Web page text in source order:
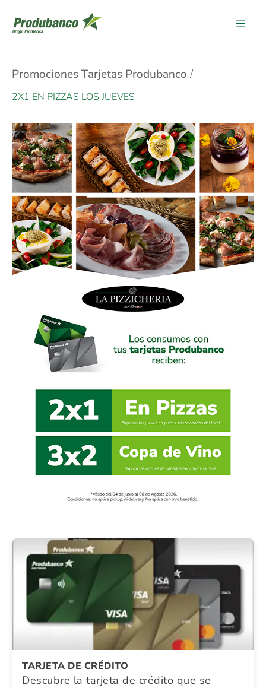
Promociones Tarjetas Produbanco
2X1 EN PIZZAS LOS JUEVES
TARJETA DE CRÉDITO
Descubre la tarjeta de crédito que se